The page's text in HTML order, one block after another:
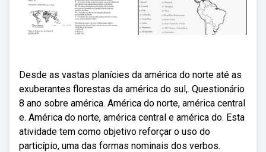
Desde as vastas planícies da américa do norte até as
exuberantes florestas da américa do sul,. Questionário
8 ano sobre américa. América do norte, américa central
e. América do norte, américa central e américa do. Esta
atividade tem como objetivo reforçar o uso do
particípio, uma das formas nominais dos verbos.